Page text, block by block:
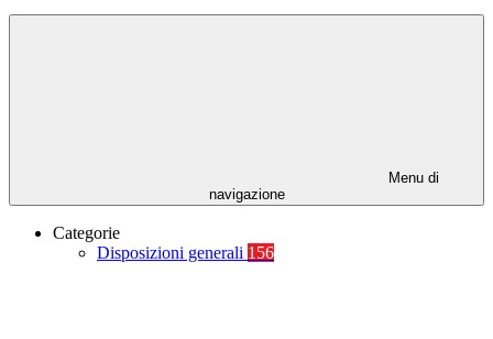
Menu di
navigazione
Categorie
Disposizioni generali 156